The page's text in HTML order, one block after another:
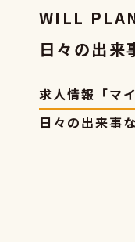
WILL
日々の出来
求人情報「マ
日々の出来事